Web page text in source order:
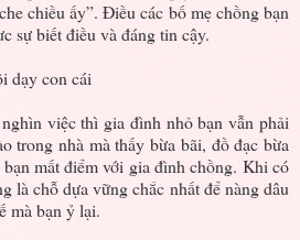
chiều ấy”. Điều các bố mẹ chồng bạn
sự biết điều và đáng tin cậy.
dạy con cái
việc thì gia đình nhỏ bạn vẫn phải
trong nhà mà thấy bừa bãi, đồ đạc bừa
mất điểm với gia đình chồng. Khi có
là chỗ dựa vững chắc nhất để nàng dâu
mà bạn ỷ lại.